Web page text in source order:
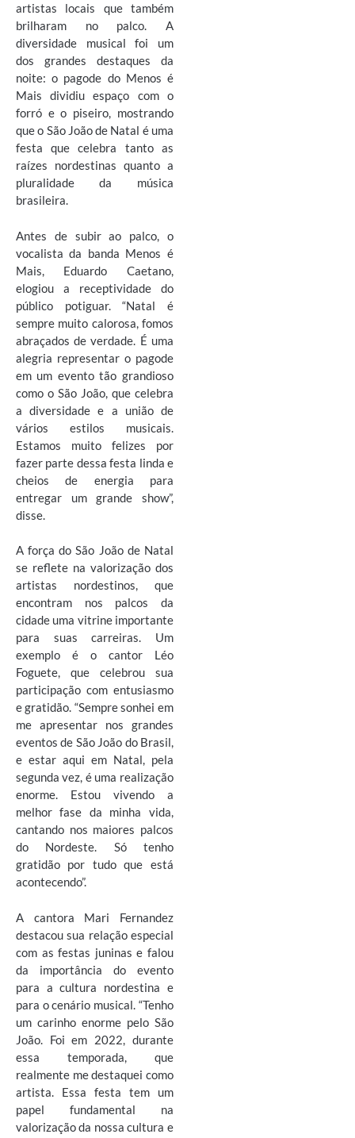
artistas locais que também
brilharam no palco. A
diversidade musical foi um
dos grandes destaques da
noite: o pagode do Menos é
Mais dividiu espaço com o
forró e o piseiro, mostrando
que o São João de Natal é uma
festa que celebra tanto as
raízes nordestinas quanto a
pluralidade da música
brasileira.
Antes de subir ao palco, o
vocalista da banda Menos é
Mais, Eduardo Caetano,
elogiou a receptividade do
público potiguar. “Natal é
sempre muito calorosa, fomos
abraçados de verdade. É uma
alegria representar o pagode
em um evento tão grandioso
como o São João, que celebra
a diversidade e a união de
vários estilos musicais.
Estamos muito felizes por
fazer parte dessa festa linda e
cheios de energia para
entregar um grande show”,
disse.
A força do São João de Natal
se reflete na valorização dos
artistas nordestinos, que
encontram nos palcos da
cidade uma vitrine importante
para suas carreiras. Um
exemplo é o cantor Léo
Foguete, que celebrou sua
participação com entusiasmo
e gratidão. “Sempre sonhei em
me apresentar nos grandes
eventos de São João do Brasil,
e estar aqui em Natal, pela
segunda vez, é uma realização
enorme. Estou vivendo a
melhor fase da minha vida,
cantando nos maiores palcos
do Nordeste. Só tenho
gratidão por tudo que está
acontecendo”.
A cantora Mari Fernandez
destacou sua relação especial
com as festas juninas e falou
da importância do evento
para a cultura nordestina e
para o cenário musical. “Tenho
um carinho enorme pelo São
João. Foi em 2022, durante
essa temporada, que
realmente me destaquei como
artista. Essa festa tem um
papel fundamental na
valorização da nossa cultura e